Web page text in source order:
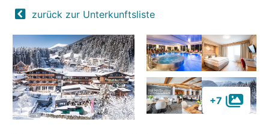
zurück zur Unterkunftsliste
+7